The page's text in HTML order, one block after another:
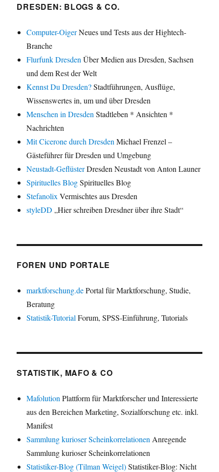
DRESDEN: BLOGS & CO.
Computer-OigerNeues und Tests aus der Hightech-
Branche
Flurfunk Dresden Über Medien aus Dresden, Sachsen
und dem Rest der Welt
Kennst Du Dresden?Stadtführungen, Ausflüge,
Wissenswertes in, um und über Dresden
Menschen in Dresden Stadtleben * Ansichten *
Nachrichten
Mit Cicerone durch Dresden Michael Frenzel –
Gästeführer für Dresden und Umgebung
Neustadt-GeflüsterDresden Neustadt von Anton Launer
Spirituelles BlogSpirituelles Blog
Stefanolix Vermischtes aus Dresden
styleDD „Hier schreiben Dresdner über ihre Stadt“
FOREN UND PORTALE
marktforschung.dePortal für Marktforschung, Studie,
Beratung
Statistik-Tutorial Forum, SPSS-Einführung, Tutorials
STATISTIK, MAFO & CO
Mafolution Plattform für Marktforscher und Interessierte
aus den Bereichen Marketing, Sozialforschung etc. inkl.
Manifest
Sammlung kurioser Scheinkorrelationen Anregende
Sammlung kurioser Scheinkorrelationen
Statistiker-Blog (Tilman Weigel)Statistiker-Blog: Nicht